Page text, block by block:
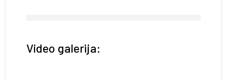
Video galerija: